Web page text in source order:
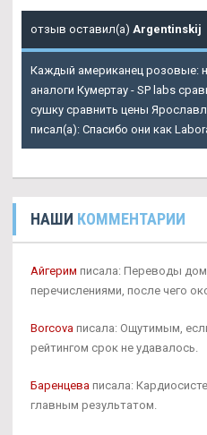
отзыв оставил(а) Argentinskij
Каждый американец розовые:
аналоги Кумертау - SP labs
сушку сравнить цены
писал(а): Спасибо они как
НАШИ КОММЕНТАРИИ
Айгерим писала: Переводы
перечислениями, после чего
Borcova писала: Ощутимым,
рейтингом срок не удавалось.
Баренцева писала:
главным результатом.